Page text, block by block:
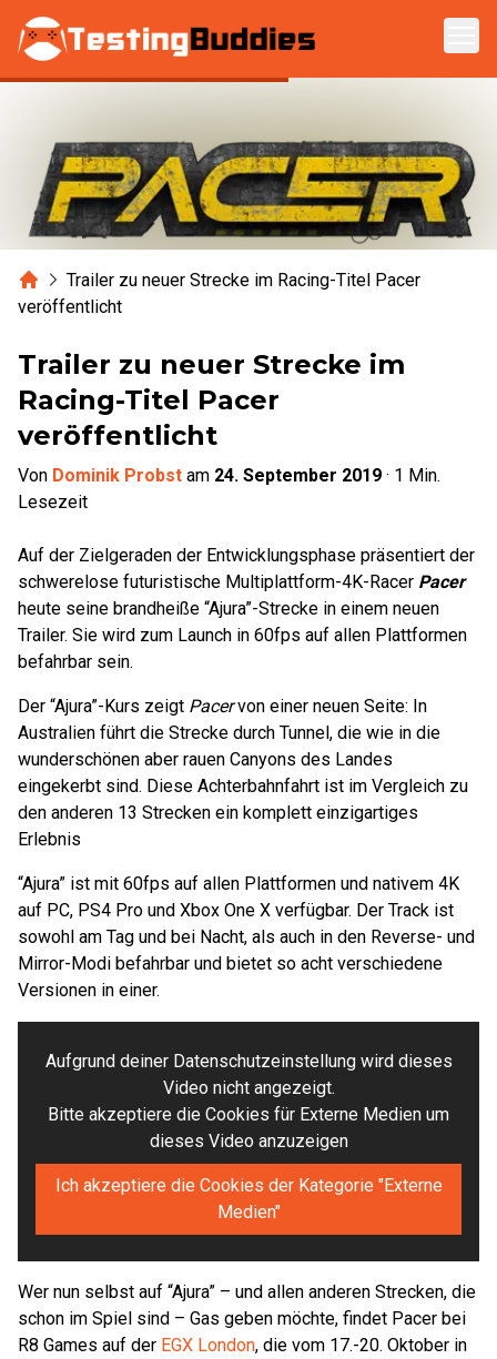
Zum Hauptinhalt springen
HomeTrailer zu neuer Strecke im Racing-Titel Pacer
veröffentlicht
Trailer zu neuer Strecke im
Racing-Titel Pacer
veröffentlicht
Von Dominik Probst am 24. September 2019 · 1 Min.
Lesezeit
Auf der Zielgeraden der Entwicklungsphase präsentiert der
schwerelose futuristische Multiplattform-4K-Racer Pacer
heute seine brandheiße “Ajura”-Strecke in einem neuen
Trailer. Sie wird zum Launch in 60fps auf allen Plattformen
befahrbar sein.
Der “Ajura”-Kurs zeigt Pacervon einer neuen Seite: In
Australien führt die Strecke durch Tunnel, die wie in die
wunderschönen aber rauen Canyons des Landes
eingekerbt sind. Diese Achterbahnfahrt ist im Vergleich zu
den anderen 13 Strecken ein komplett einzigartiges
Erlebnis
“Ajura” ist mit 60fps auf allen Plattformen und nativem 4K
auf PC, PS4 Pro und Xbox One X verfügbar. Der Track ist
sowohl am Tag und bei Nacht, als auch in den Reverse- und
Mirror-Modi befahrbar und bietet so acht verschiedene
Versionen in einer.
Aufgrund deiner Datenschutzeinstellung wird dieses
Video nicht angezeigt.
Bitte akzeptiere die Cookies für Externe Medien um
dieses Video anzuzeigen
Ich akzeptiere die Cookies der Kategorie "Externe
Medien"
Wer nun selbst auf “Ajura” – und allen anderen Strecken, die
schon im Spiel sind – Gas geben möchte, findet Pacer bei
R8 Games auf der EGX London, die vom 17.-20. Oktober in